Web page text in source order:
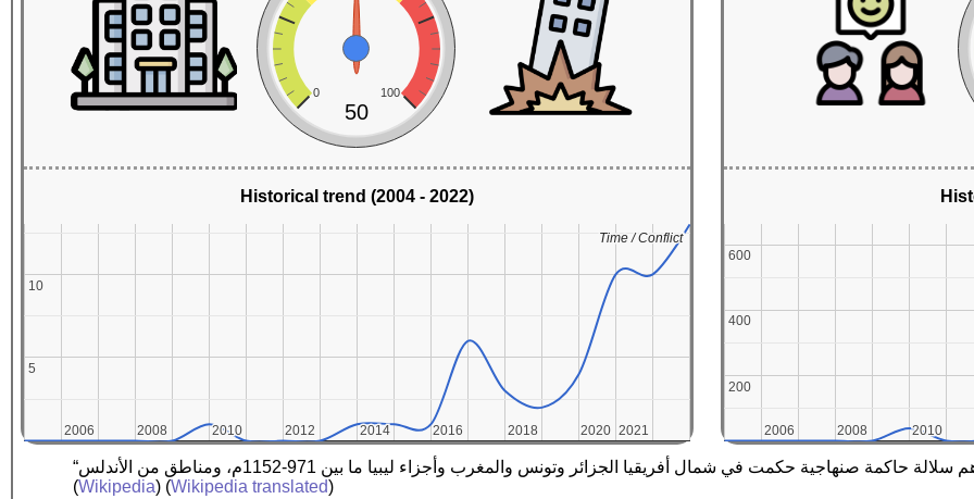
0 100
50
Historical trend (2004 - 2022)
2006
2006 2008
2008 2010
2010 2012
2012 2014
2014 2016
2016 2018
2018 2020
2020 2021
2021
5
5
10
10
Time / Conflict
Time / Conflict
2006
2006 2008
2008 2010
2010
200
200
400
400
600
600
(Wikipedia) (Wikipedia translated)